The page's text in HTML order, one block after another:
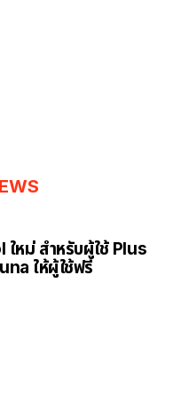
หม่ สำหรับผู้ใช้ Plus
ให้ผู้ใช้ฟรี